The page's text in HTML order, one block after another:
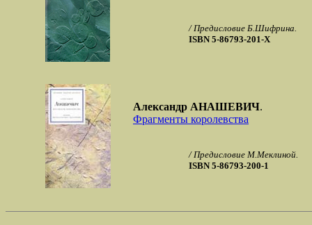
/ Предисловие Б.Шифрина.
ISBN 5-86793-201-X
Александр АНАШЕВИЧ.
Фрагменты королевства
/ Предисловие М.Меклиной.
ISBN 5-86793-200-1